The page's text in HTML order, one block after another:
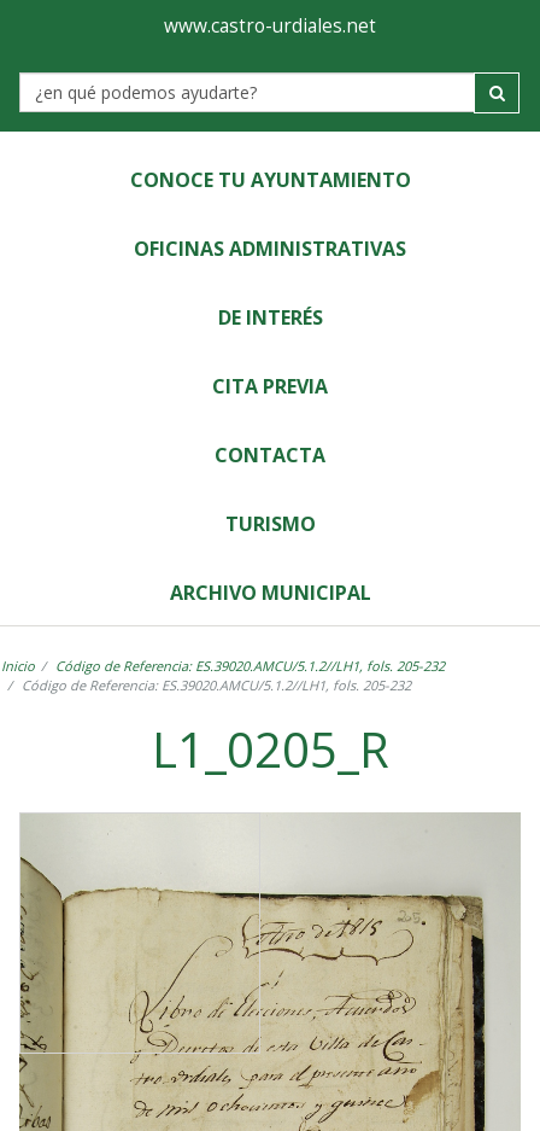
Ayuntamiento
de
Castro-
Urdiales
www.castro-urdiales.net
Label
CONOCE TU AYUNTAMIENTO
OFICINAS ADMINISTRATIVAS
DE INTERÉS
CITA PREVIA
CONTACTA
TURISMO
ARCHIVO MUNICIPAL
Inicio
Código de Referencia: ES.39020.AMCU/5.1.2//LH1, fols. 205-232
Código de Referencia: ES.39020.AMCU/5.1.2//LH1, fols. 205-232
L1_0205_R